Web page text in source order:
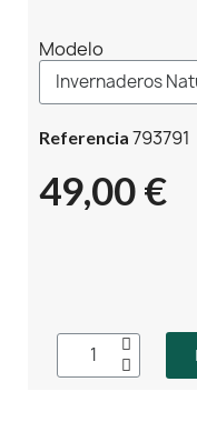
Modelo
Referencia 793791
49,00 €